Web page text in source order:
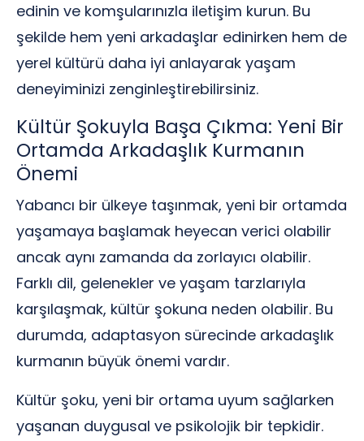
edinin ve komşularınızla iletişim kurun. Bu
şekilde hem yeni arkadaşlar edinirken hem de
yerel kültürü daha iyi anlayarak yaşam
deneyiminizi zenginleştirebilirsiniz.
Kültür Şokuyla Başa Çıkma: Yeni Bir
Ortamda Arkadaşlık Kurmanın
Önemi
Yabancı bir ülkeye taşınmak, yeni bir ortamda
yaşamaya başlamak heyecan verici olabilir
ancak aynı zamanda da zorlayıcı olabilir.
Farklı dil, gelenekler ve yaşam tarzlarıyla
karşılaşmak, kültür şokuna neden olabilir. Bu
durumda, adaptasyon sürecinde arkadaşlık
kurmanın büyük önemi vardır.
Kültür şoku, yeni bir ortama uyum sağlarken
yaşanan duygusal ve psikolojik bir tepkidir.